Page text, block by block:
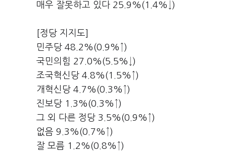
매우 잘못하고 있다 25.9%(1.4%↓)
[정당 지지도]
민주당 48.2%(0.9%↑)
국민의힘 27.0%(5.5%↓)
조국혁신당 4.8%(1.5%↑)
개혁신당 4.7%(0.3%↑)
진보당 1.3%(0.3%↑)
그 외 다른 정당 3.5%(0.9%↑)
없음 9.3%(0.7%↑)
잘 모름 1.2%(0.8%↑)